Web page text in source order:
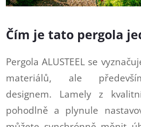
Čím je tato pergola
Pergola ALUSTEEL se
materiálů, ale
designem. Lamely z
pohodlně a plynule